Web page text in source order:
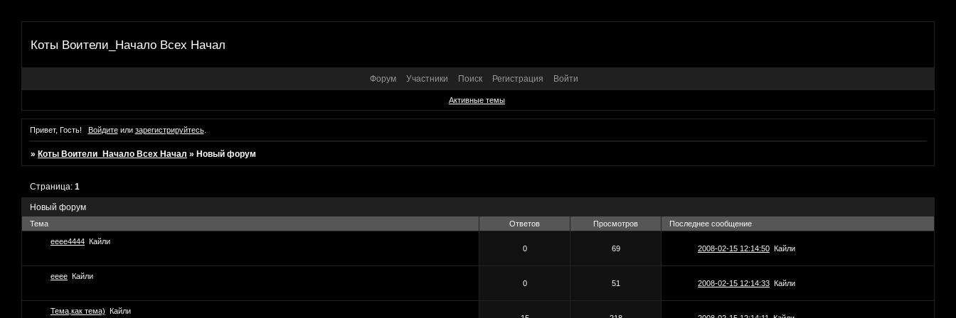
Коты Воители_Начало Всех Начал
Форум Участники Поиск Регистрация Войти
Активные темы
Привет, Гость! Войдитеили зарегистрируйтесь.
»Коты Воители_Начало Всех Начал »Новый форум
Новый форум
Страница:1
Тема Ответов Просмотров Последнее сообщение
ееее4444
Кайли
0
69 2008-02-15 12:14:50 Кайли
ееее
Кайли
0
51 2008-02-15 12:14:33 Кайли
Тема,как тема)
Кайли